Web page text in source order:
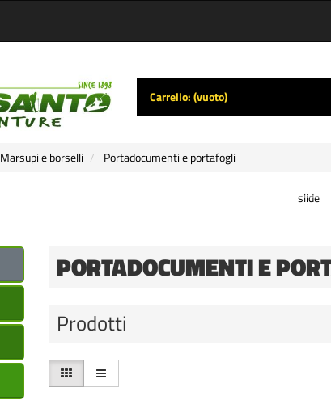
Carrello:(vuoto)
Marsupi e borselli Portadocumenti e portafogli
PORTADOCUMENTI E
Prodotti